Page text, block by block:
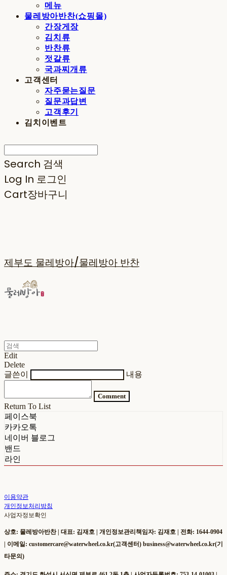
메뉴
물레방아반찬(쇼핑몰)
간장게장
김치류
반찬류
젓갈류
국과찌개류
고객센터
자주묻는질문
질문과답변
고객후기
김치이벤트
Search 검색
Log In 로그인
Cart장바구니
제부도 물레방아/물레방아 반찬
Edit
Delete
글쓴이
내용
Comment
Return To List
페이스북
카카오톡
네이버 블로그
밴드
라인
이용약관
개인정보처리방침
사업자정보확인
상호: 물레방아반찬 | 대표: 김재호 | 개인정보관리책임자: 김재호 | 전화: 1644-0904
| 이메일: customercare@waterwheel.co.kr(고객센터) business@waterwheel.co.kr(기
타문의)